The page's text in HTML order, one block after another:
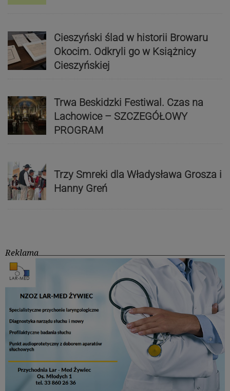
Cieszyński ślad w historii Browaru
Okocim. Odkryli go w Książnicy
Cieszyńskiej
Trwa Beskidzki Festiwal. Czas na
Lachowice – SZCZEGÓŁOWY
PROGRAM
Trzy Smreki dla Władysława Grosza i
Hanny Greń
Reklama